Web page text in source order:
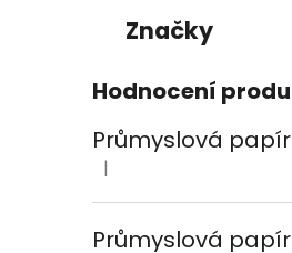
Značky
Hodnocení
Hodnocení produktu je
|